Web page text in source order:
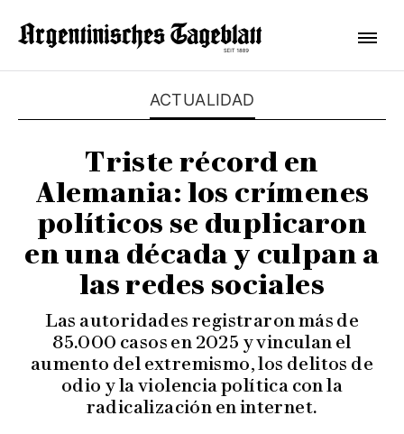
ACTUALIDAD
Triste récord en
Alemania: los crímenes
políticos se duplicaron
en una década y culpan a
las redes sociales
Las autoridades registraron más de
85.000 casos en 2025 y vinculan el
aumento del extremismo, los delitos de
odio y la violencia política con la
radicalización en internet.